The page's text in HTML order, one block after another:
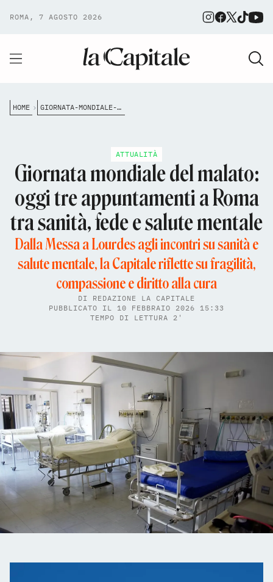
ROMA, 7 AGOSTO 2026
HOME GIORNATA-MONDIALE-DEL-MALATO-OGGI-TRE-APPUNTAMENTI-A-ROMA-TRA-SANIT%C3%A0-FEDE-E-SALUTE-MENTALE
ATTUALITÀ
Giornata mondiale del malato:
oggi tre appuntamenti a Roma
tra sanità, fede e salute mentale
Dalla Messa a Lourdes agli incontri su sanità e
salute mentale, la Capitale riflette su fragilità,
compassione e diritto alla cura
DI REDAZIONE LA CAPITALE
PUBBLICATO IL 10 FEBBRAIO 2026 15:33
TEMPO DI LETTURA 2'